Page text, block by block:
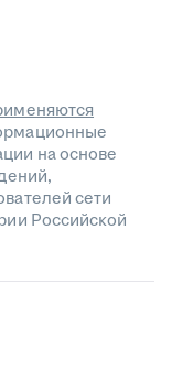
на основе
сети
Российской